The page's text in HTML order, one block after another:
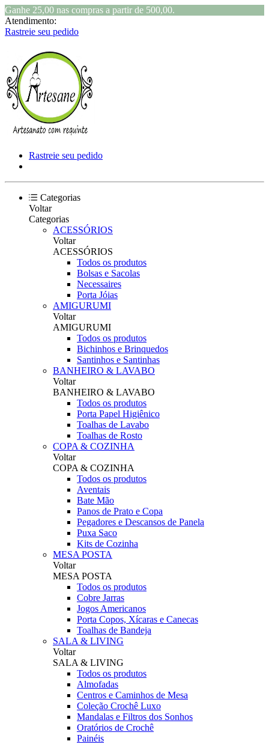
Ganhe 25,00 nas compras a partir de 500,00.
Atendimento:
Rastreie seu pedido
Rastreie seu pedido
Categorias
Voltar
Categorias
ACESSÓRIOS
Voltar
ACESSÓRIOS
Todos os produtos
Bolsas e Sacolas
Necessaires
Porta Jóias
AMIGURUMI
Voltar
AMIGURUMI
Todos os produtos
Bichinhos e Brinquedos
Santinhos e Santinhas
BANHEIRO & LAVABO
Voltar
BANHEIRO & LAVABO
Todos os produtos
Porta Papel Higiênico
Toalhas de Lavabo
Toalhas de Rosto
COPA & COZINHA
Voltar
COPA & COZINHA
Todos os produtos
Aventais
Bate Mão
Panos de Prato e Copa
Pegadores e Descansos de Panela
Puxa Saco
Kits de Cozinha
MESA POSTA
Voltar
MESA POSTA
Todos os produtos
Cobre Jarras
Jogos Americanos
Porta Copos, Xícaras e Canecas
Toalhas de Bandeja
SALA & LIVING
Voltar
SALA & LIVING
Todos os produtos
Almofadas
Centros e Caminhos de Mesa
Coleção Crochê Luxo
Mandalas e Filtros dos Sonhos
Oratórios de Crochê
Painéis